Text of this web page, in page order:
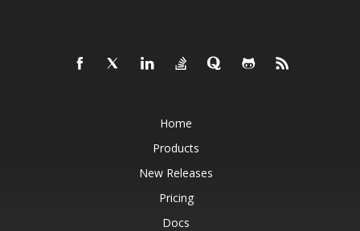
Home
Products
New Releases
Pricing
Docs